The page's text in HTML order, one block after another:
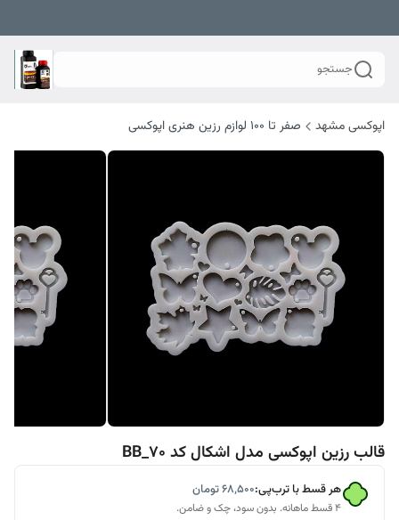
جستجو
اپوکسی مشهد صفر تا ۱۰۰ لوازم رزین هنری اپوکسی
قالب رزین اپوکسی مدل اشکال کد BB_70
هر قسط با ترب‌پی:۶۸٬۵۰۰تومان
۴ قسط ماهانه. بدون سود، چک و ضامن.